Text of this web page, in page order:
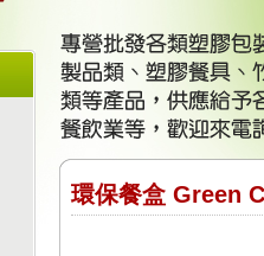
環保餐盒 Green